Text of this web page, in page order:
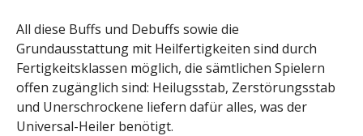
All diese Buffs und Debuffs sowie die
Grundausstattung mit Heilfertigkeiten sind durch
Fertigkeitsklassen möglich, die sämtlichen Spielern
offen zugänglich sind: Heilugsstab, Zerstörungsstab
und Unerschrockene liefern dafür alles, was der
Universal-Heiler benötigt.